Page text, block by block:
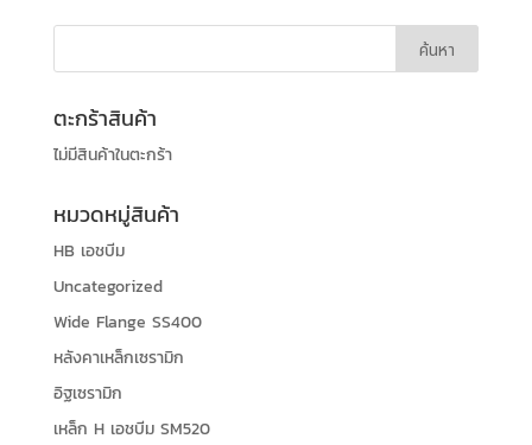
ตะกร้าสินค้า
ไม่มีสินค้าในตะกร้า
หมวดหมู่สินค้า
HB เอชบีม
Uncategorized
Wide Flange SS400
หลังคาเหล็กเซรามิก
อิฐเซรามิก
เหล็ก H เอชบีม SM520